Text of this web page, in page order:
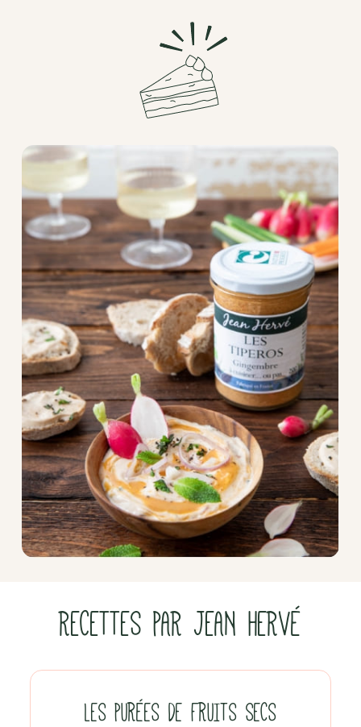
RECETTES PAR JEAN HERVÉ
LES PURÉES DE FRUITS SECS